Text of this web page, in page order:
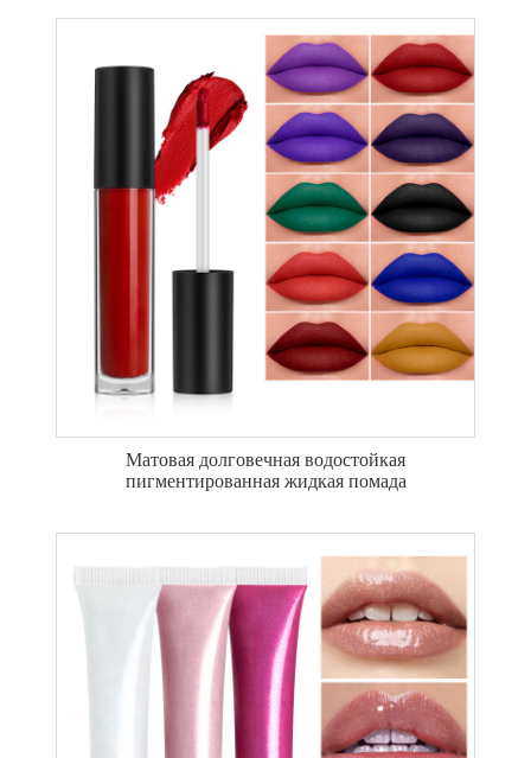
Матовая долговечная водостойкая
пигментированная жидкая помада